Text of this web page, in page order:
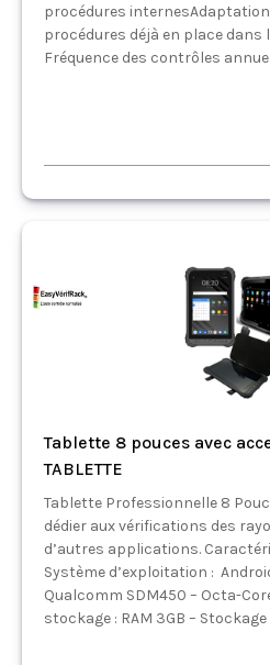
procédures internesAdaptation
procédures déjà en place dans
Fréquence des contrôles
Tablette 8 pouces avec
TABLETTE
Tablette Professionnelle 8
dédier aux vérifications des
d’autres applications.
Système d’exploitation :
Qualcomm SDM450 – Octa-
stockage : RAM 3GB –